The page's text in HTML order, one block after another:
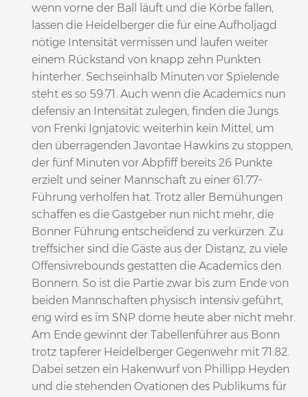
wenn vorne der Ball läuft und die Körbe fallen,
lassen die Heidelberger die für eine Aufholjagd
nötige Intensität vermissen und laufen weiter
einem Rückstand von knapp zehn Punkten
hinterher. Sechseinhalb Minuten vor Spielende
steht es so 59:71. Auch wenn die Academics nun
defensiv an Intensität zulegen, finden die Jungs
von Frenki Ignjatovic weiterhin kein Mittel, um
den überragenden Javontae Hawkins zu stoppen,
der fünf Minuten vor Abpfiff bereits 26 Punkte
erzielt und seiner Mannschaft zu einer 61:77-
Führung verholfen hat. Trotz aller Bemühungen
schaffen es die Gastgeber nun nicht mehr, die
Bonner Führung entscheidend zu verkürzen. Zu
treffsicher sind die Gäste aus der Distanz, zu viele
Offensivrebounds gestatten die Academics den
Bonnern. So ist die Partie zwar bis zum Ende von
beiden Mannschaften physisch intensiv geführt,
eng wird es im SNP dome heute aber nicht mehr.
Am Ende gewinnt der Tabellenführer aus Bonn
trotz tapferer Heidelberger Gegenwehr mit 71:82.
Dabei setzen ein Hakenwurf von Phillipp Heyden
und die stehenden Ovationen des Publikums für